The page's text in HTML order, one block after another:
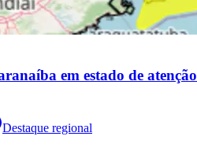
em estado de atenção
Destaque regional